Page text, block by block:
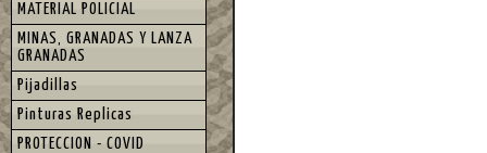
MATERIAL POLICIAL
MINAS, GRANADAS Y LANZA
GRANADAS
Pijadillas
Pinturas Replicas
PROTECCION - COVID